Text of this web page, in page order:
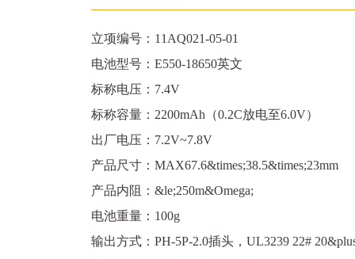
立项编号：11AQ021-05-01
电池型号：E550-18650英文
标称电压：7.4V
标称容量：2200mAh（0.2C放电至6.0V）
出厂电压：7.2V~7.8V
产品尺寸：MAX67.6&times;38.5&times;23mm
产品内阻：&le;250m&Omega;
电池重量：100g
输出方式：PH-5P-2.0插头，UL3239 22#